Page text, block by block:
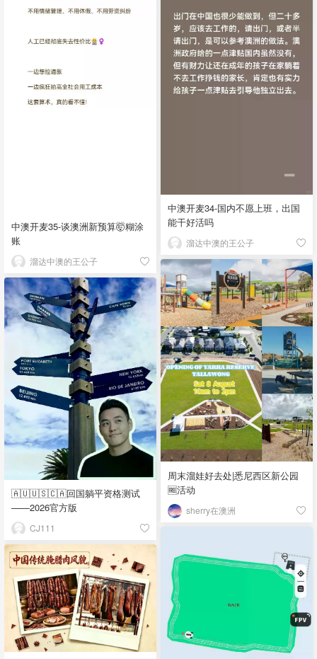
中澳开麦35-谈澳洲新预算🤯糊涂
账
溜达中澳的王公子
中澳开麦34-国内不愿上班，出国
能干好活吗
溜达中澳的王公子
周末溜娃好去处|悉尼西区新公园
🆓活动
sherry在澳洲
🇦🇺🇺🇸🇨🇦回国躺平资格测试
——2026官方版
CJ111